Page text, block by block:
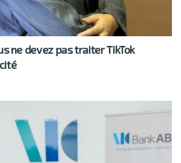
ne devez pas traiter TikTok